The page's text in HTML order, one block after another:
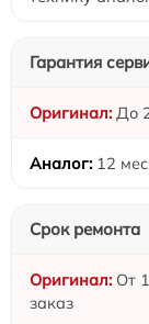
Гарантия
До
12
Срок ремонта
От
заказ